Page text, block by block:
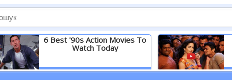
6 Best '90s Action Movies To
Watch Today
Детальніше